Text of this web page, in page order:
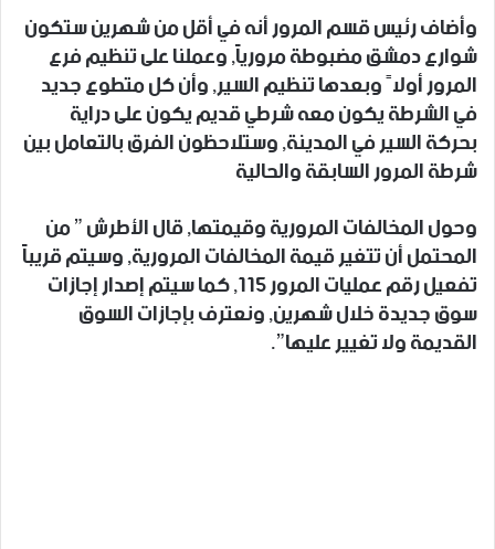
وأضاف رئيس قسم المرور أنه في أقل من شهرين ستكون
شوارع دمشق مضبوطة مرورياً, وعملنا على تنظيم فرع
المرور أولاً وبعدها تنظيم السير, وأن كل متطوع جديد
في الشرطة يكون معه شرطي قديم يكون على دراية
بحركة السير في المدينة, وستلاحظون الفرق بالتعامل بين
شرطة المرور السابقة والحالية
وحول المخالفات المرورية وقيمتها, قال الأطرش ” من
المحتمل أن تتغير قيمة المخالفات المرورية, وسيتم قريباً
تفعيل رقم عمليات المرور 115, كما سيتم إصدار إجازات
سوق جديدة خلال شهرين, ونعترف بإجازات السوق
القديمة ولا تغيير عليها”.